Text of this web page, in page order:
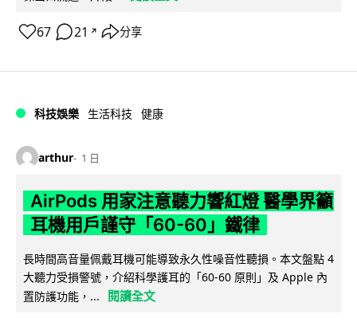
67 21 ↗ 分享
科技娛樂 生活科技 健康
arthur 1 日
AirPods 用家注意聽力響紅燈 醫學界籲
耳機用戶謹守「60-60」鐵律
長時間高音量佩戴耳機可能導致永久性噪音性聽損。本文盤點 4
大聽力受損警號，介紹科學護耳的「60-60 原則」及 Apple 內
置防護功能，...
閱讀全文